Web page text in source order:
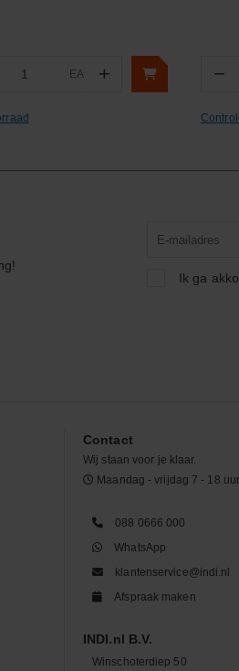
EA + −
Ik ga
Contact
Wij staan voor je klaar.
Maandag - vrijdag 7 - 18 uur
088 0666 000
WhatsApp
klantenservice@indi.nl
Afspraak maken
INDI.nl B.V.
Winschoterdiep 50